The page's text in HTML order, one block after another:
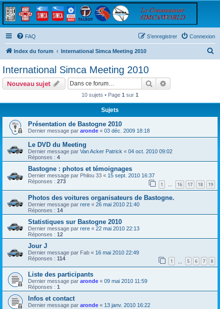
FAQ Connexion
S’enregistrer
Index du forum International Simca Meeting 2010
International Simca Meeting 2010
Nouveau sujet Rechercher
10 sujets • Page 1 sur 1
Sujets
Présentation de Bastogne 2010
Dernier message par aronde « 03 déc. 2009 18:18
Le DVD du Meeting
Dernier message par Van Acker Patrick « 04 oct. 2010 09:02
Réponses : 4
Bastogne : photos et témoignages
Dernier message par Philou 33 « 15 sept. 2010 16:37
Réponses : 273 1 … 16 17 18 19
Photos des voitures organisateurs de Bastogne.
Dernier message par rere « 26 mai 2010 21:40
Réponses : 14
Statistiques sur Bastogne 2010
Dernier message par rere « 22 mai 2010 22:13
Réponses : 12
Jour J
Dernier message par Fab « 16 mai 2010 22:49
Réponses : 114 1 5 6 7 8
Liste des participants
Dernier message par aronde « 09 mai 2010 11:59
Réponses : 1
Infos et contact
Dernier message par aronde « 13 janv. 2010 16:22